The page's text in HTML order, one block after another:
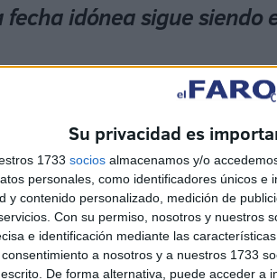
Su privacidad es
1733 socios almacenamos y/o
personales, como identificadores únicos
y contenido personalizado, medición de
Con su permiso, nosotros y nuestros
e identificación mediante las
a nosotros y a nuestros 1733
De forma alternativa, puede acceder a
idónea sigue siendo
que consideran una “necesidad” de
Sobre este tema ha recordado
rechazado.